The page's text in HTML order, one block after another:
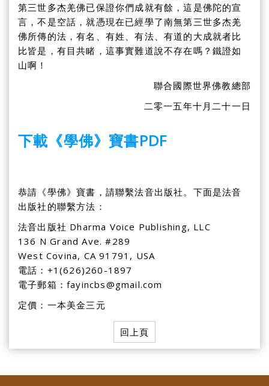
第三世多杰羌佛已保證你們成就有餘，這是佛陀的宣
言，不是空話，就憑現在已經學了南無第三世多杰羌
佛所傳的法，有名、有姓、有法、有道的大成就者比
比皆是，有目共睹，這事實難道說不存在嗎？鐵證如
山啊！
聯合國際世界佛教總部
二零一五年十月二十一日
下載《學佛》寶書PDF
恭請《學佛》寶書，請聯繫法音出版社。下面是法音
出版社的聯繫方法：
法音出版社 Dharma Voice Publishing, LLC
136 N Grand Ave. #289
West Covina, CA 91791, USA
電話：+1(626)260-1897
電子郵箱： fayincbs@gmail.com
定價：一本美金三元
回上頁